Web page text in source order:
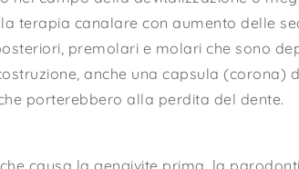
terapia canalare con aumento delle
premolari e molari che sono
anche una capsula (corona)
porterebbero alla perdita del dente.
che causa la gengivite prima, la